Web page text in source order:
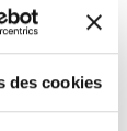
des cookies